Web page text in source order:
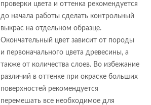
проверки цвета и оттенка рекомендуется
до начала работы сделать контрольный
выкрас на отдельном образце.
Окончательный цвет зависит от породы
и первоначального цвета древесины, а
также от количества слоев. Во избежание
различий в оттенке при окраске больших
поверхностей рекомендуется
перемешать все необходимое для